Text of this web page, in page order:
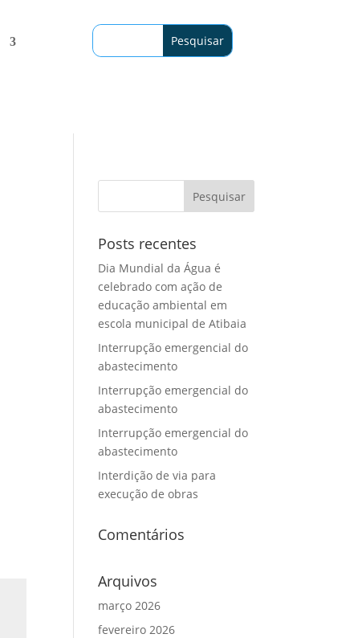
Posts recentes
Dia Mundial da Água é
celebrado com ação de
educação ambiental em
escola municipal de Atibaia
Interrupção emergencial do
abastecimento
Interrupção emergencial do
abastecimento
Interrupção emergencial do
abastecimento
Interdição de via para
execução de obras
Comentários
Arquivos
março 2026
fevereiro 2026